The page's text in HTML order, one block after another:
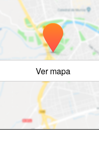
Ver mapa